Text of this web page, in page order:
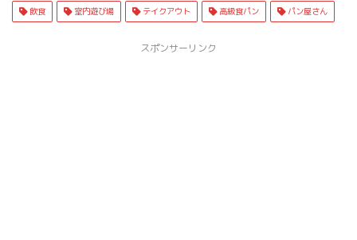
飲食 室内遊び場 テイクアウト 高級食パン パン屋さん
スポンサーリンク